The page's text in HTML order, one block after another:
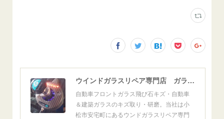
ウインドガラスリペア専門店 ガラスリペア・ヨシダ グラスウェルドジャパン 正規施工店 小松市
自動車フロントガラス飛び石キズ・自動車
＆建築ガラスのキズ取り・研磨。当社は小
松市安宅町にあるウンドガラスリペア専門